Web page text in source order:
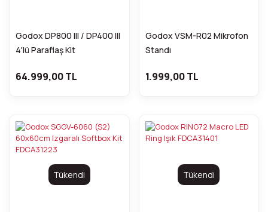
Godox DP800 III / DP400 III
4'lü Paraflaş Kit
64.999,00 TL
Godox VSM-R02 Mikrofon
Standı
1.999,00 TL
Tükendi Tükendi